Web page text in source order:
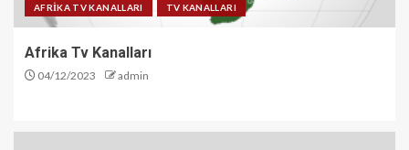
AFRİKA TV KANALLARI TV KANALLARI
Afrika Tv Kanalları
04/12/2023 admin